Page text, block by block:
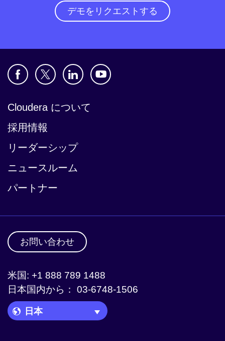
デモをリクエストする
Cloudera について
採用情報
リーダーシップ
ニュースルーム
パートナー
お問い合わせ
米国: +1 888 789 1488
日本国内から： 03-6748-1506
Language Picker